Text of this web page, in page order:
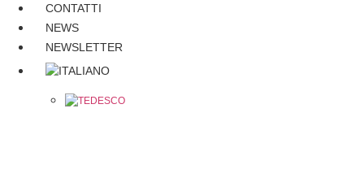
CONTATTI
NEWS
NEWSLETTER